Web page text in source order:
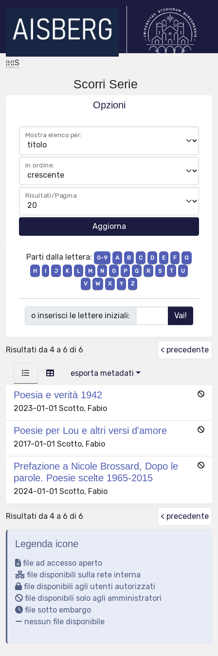
IRIS
Scorri Serie
Opzioni
Mostra elenco per:
in ordine:
Risultati/Pagina
Parti dalla lettera: 0-9 A B C D E F
G
H
I J K L M N O P Q R S T
U
V
W X Y Z
o inserisci le lettere iniziali:
Risultati da 4 a 6 di 6 < precedente
esporta metadati
Poesia e verità 1942
2023-01-01 Scotto, Fabio
Poesie per Lou e altri versi d'amore
2017-01-01 Scotto, Fabio
Prefazione a Nicole Brossard, Dopo le
parole. Poesie scelte 1965-2015
2024-01-01 Scotto, Fabio
Risultati da 4 a 6 di 6 < precedente
Legenda icone
file ad accesso aperto
file disponibili sulla rete interna
file disponibili agli utenti autorizzati
file disponibili solo agli amministratori
file sotto embargo
nessun file disponibile